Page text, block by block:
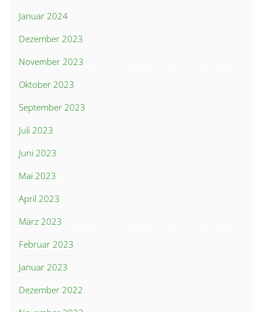
Januar 2024
Dezember 2023
November 2023
Oktober 2023
September 2023
Juli 2023
Juni 2023
Mai 2023
April 2023
März 2023
Februar 2023
Januar 2023
Dezember 2022